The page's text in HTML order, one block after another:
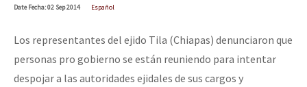
DateFecha: 02 Sep 2014
Español
Los representantes del ejido Tila (Chiapas) denunciaron que
personas pro gobierno se están reuniendo para intentar
despojar a las autoridades ejidales de sus cargos y